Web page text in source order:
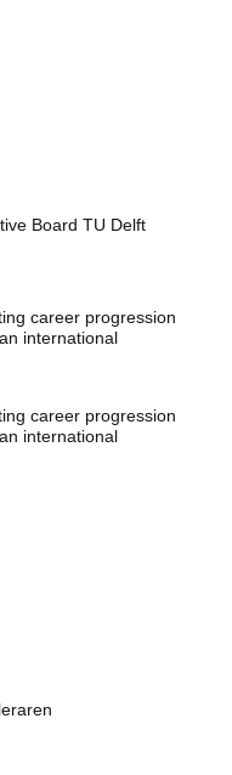
Board TU Delft
career progression
international
career progression
international